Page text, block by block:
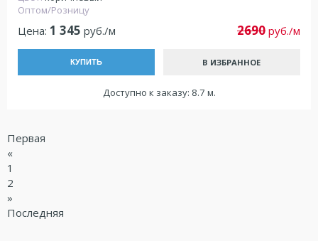
Оптом/Розницу
Цена: 1 345 руб./м 2690 руб./м
КУПИТЬ В ИЗБРАННОЕ
Доступно к заказу: 8.7 м.
Первая
«
1
2
»
Последняя